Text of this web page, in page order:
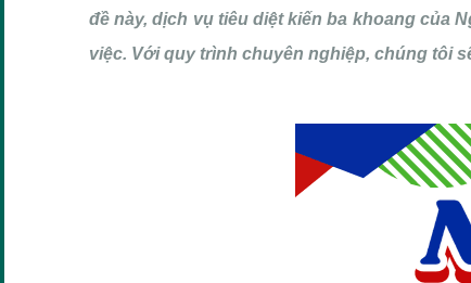
đề này, dịch vụ tiêu diệt kiến ba khoang của
việc. Với quy trình chuyên nghiệp, chúng tôi